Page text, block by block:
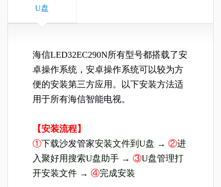
U盘
海信LED32EC290N所有型号都搭载了安
卓操作系统，安卓操作系统可以较为方
便的安装第三方应用。以下安装方法适
用于所有海信智能电视。
【安装流程】
①下载沙发管家安装文件到U盘 → ②进
入聚好用搜索U盘助手 → ③U盘管理打
开安装文件 → ④完成安装